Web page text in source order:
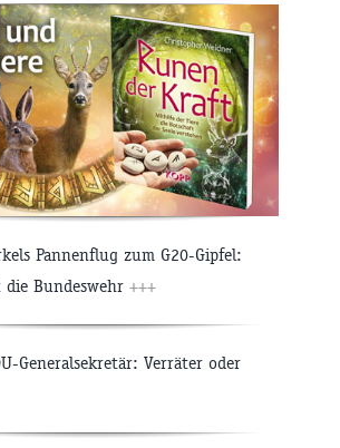
Pannenflug zum G20-Gipfel:
Bundeswehr +++
Generalsekretär: Verräter oder